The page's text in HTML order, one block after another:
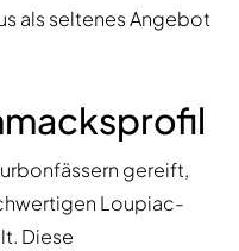
als seltenes Angebot
gereift,
Loupiac-
Diese